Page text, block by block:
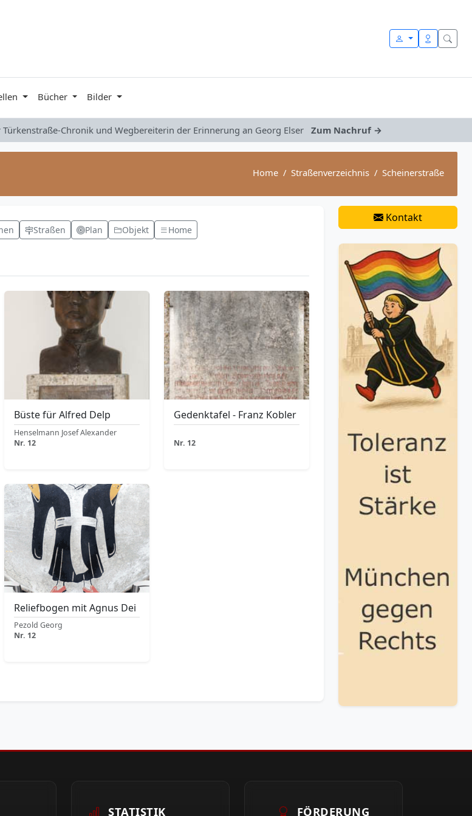
Bücher Bilder
Chronik und Wegbereiterin der Erinnerung an Georg Elser Zum Nachruf →
Home Straßenverzeichnis Scheinerstraße
Straßen Plan Objekt Home
Büste für Alfred Delp
Henselmann Josef Alexander
Nr. 12
Gedenktafel - Franz Kobler
Nr. 12
Reliefbogen mit Agnus Dei
Pezold Georg
Nr. 12
Kontakt
STATISTIK FÖRDERUNG